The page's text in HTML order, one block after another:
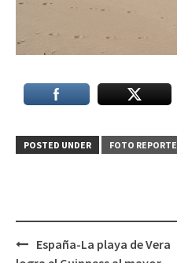
POSTED UNDER FOTO REPORTE
PostEspaña-La playa de Vera